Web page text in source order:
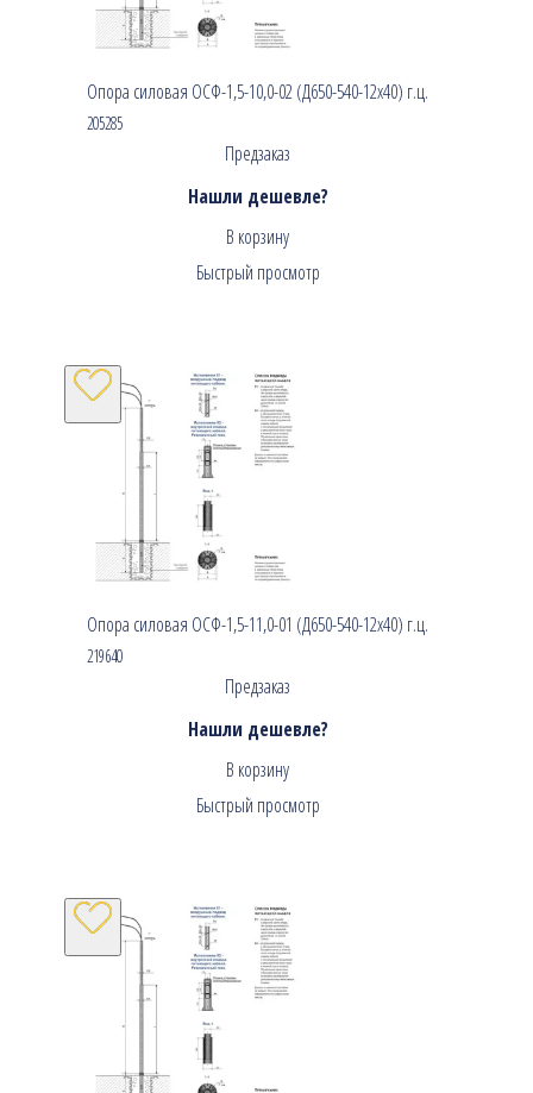
Опора силовая ОСФ-1,5-10,0-02 (Д650-540-12х40) г.ц.
205285
Предзаказ
Нашли дешевле?
В корзину
Быстрый просмотр
Опора силовая ОСФ-1,5-11,0-01 (Д650-540-12х40) г.ц.
219640
Предзаказ
Нашли дешевле?
В корзину
Быстрый просмотр